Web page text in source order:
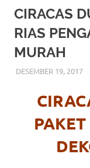
More
hints
rolex
replica.
website
https://
CIRACAS
RIAS
MURAH
DESEMBER 19, 2017